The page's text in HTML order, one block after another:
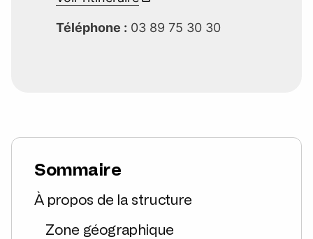
Téléphone : 03 89 75 30 30
Sommaire
À propos de la structure
Zone géographique